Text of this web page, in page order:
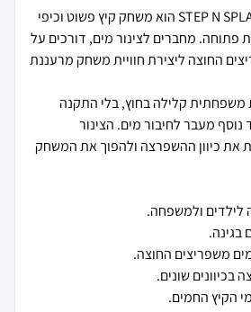
מדרך משפריץ מים STEP N SPLASH הוא משחק קיץ פשוט וכיפי
פתוחה. מחברים לצינור מים, דורכים על
החוצה ליצירת חוויית משחק מרעננת
משפחתית קלילה בחוץ, בלי התקנה
נוסף מעבר לחיבור מים. הצינור
את כיוון ההשפרצה ולהפוך את המשחק